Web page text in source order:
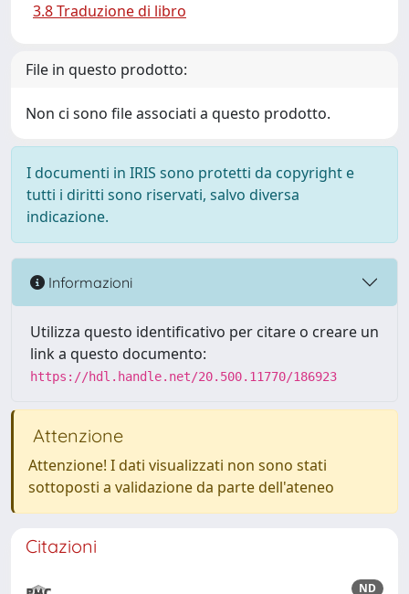
3.8 Traduzione di libro
File in questo prodotto:
Non ci sono file associati a questo prodotto.
I documenti in IRIS sono protetti da copyright e
tutti i diritti sono riservati, salvo diversa
indicazione.
Informazioni
Utilizza questo identificativo per citare o creare un
link a questo documento:
https://hdl.handle.net/20.500.11770/186923
Attenzione
Attenzione! I dati visualizzati non sono stati
sottoposti a validazione da parte dell'ateneo
Citazioni
ND